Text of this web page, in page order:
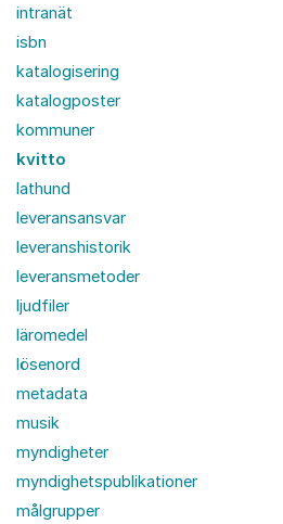
intranät
isbn
katalogisering
katalogposter
kommuner
kvitto
lathund
leveransansvar
leveranshistorik
leveransmetoder
ljudfiler
läromedel
lösenord
metadata
musik
myndigheter
myndighetspublikationer
målgrupper